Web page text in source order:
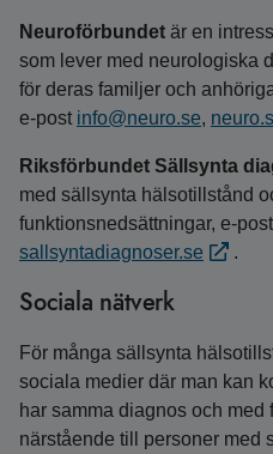
Neuroförbundet är en
som lever med neurologiska
för deras familjer och
e‑post info@neuro.se,
Riksförbundet Sällsynta
med sällsynta hälsotillstånd
funktionsnedsättningar, e‑post
sallsyntadiagnoser.se
.
Sociala nätverk
För många sällsynta
sociala medier där man kan
har samma diagnos och med
närstående till personer med